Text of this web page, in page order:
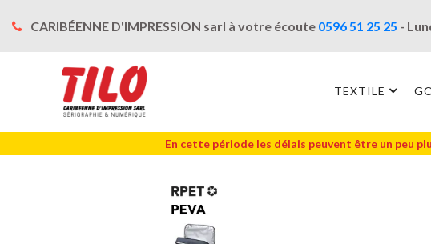
CARIBÉENNE D'IMPRESSION sarl à votre écoute 0596 51 25 25 -
TEXTILE
En cette période les délais peuvent être un peu